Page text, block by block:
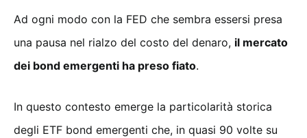
Ad ogni modo con la FED che sembra essersi presa
una pausa nel rialzo del costo del denaro, il mercato
dei bond emergenti ha preso fiato.
In questo contesto emerge la particolarità storica
degli ETF bond emergenti che, in quasi 90 volte su